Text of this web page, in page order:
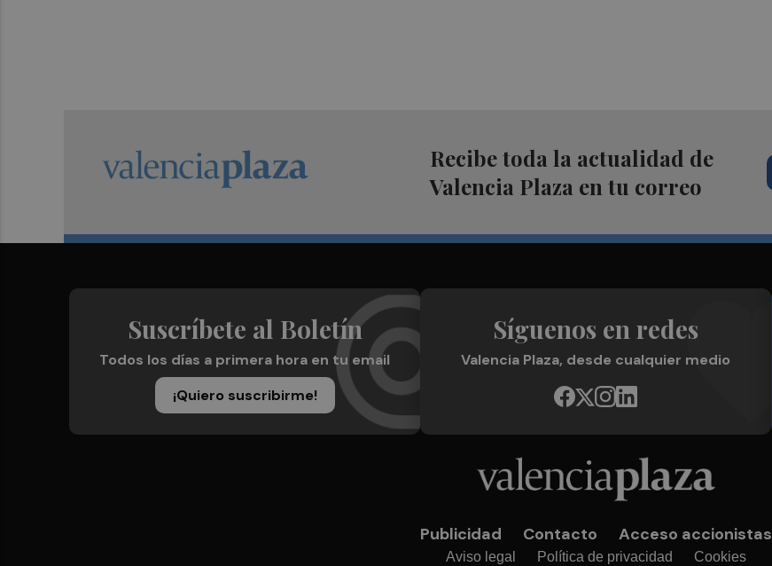
Recibe toda la actualidad de
Valencia Plaza en tu correo
Suscríbete al Boletín
Todos los días a primera hora en tu email
¡Quiero suscribirme!
Síguenos en redes
Valencia Plaza, desde cualquier medio
Publicidad Contacto Acceso accionistas
Aviso legal Política de privacidad Cookies